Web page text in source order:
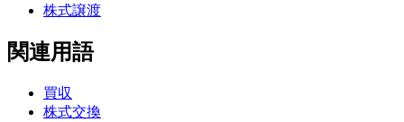
株式譲渡
関連用語
買収
株式交換